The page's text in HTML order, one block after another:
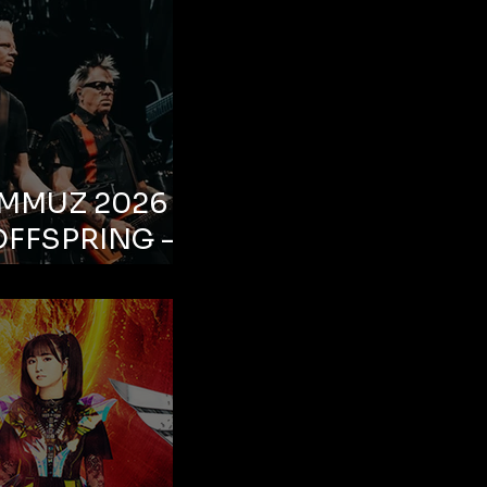
2026 –
–
Life Park